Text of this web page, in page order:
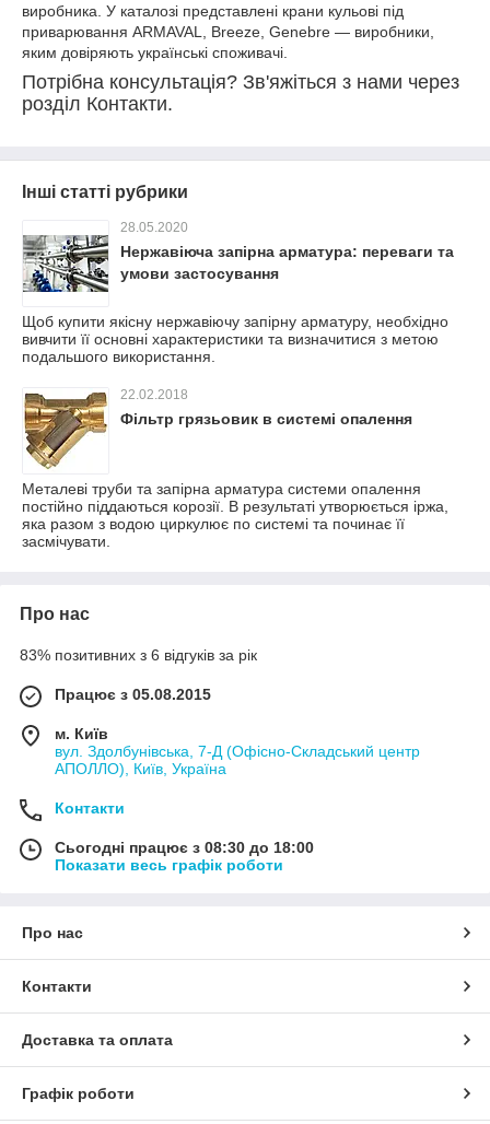
виробника. У каталозі представлені крани кульові під
приварювання ARMAVAL, Breeze, Genebre — виробники,
яким довіряють українські споживачі.
Потрібна консультація? Зв'яжіться з нами через
розділ Контакти.
Інші статті рубрики
28.05.2020
Нержавіюча запірна арматура: переваги та
умови застосування
Щоб купити якісну нержавіючу запірну арматуру, необхідно
вивчити її основні характеристики та визначитися з метою
подальшого використання.
22.02.2018
Фільтр грязьовик в системі опалення
Металеві труби та запірна арматура системи опалення
постійно піддаються корозії. В результаті утворюється іржа,
яка разом з водою циркулює по системі та починає її
засмічувати.
Про нас
83% позитивних з 6 відгуків за рік
Працює з 05.08.2015
м. Київ
вул. Здолбунівська, 7-Д (Офісно-Складський центр
АПОЛЛО), Київ, Україна
Контакти
Сьогодні працює з 08:30 до 18:00
Показати весь графік роботи
Про нас
Контакти
Доставка та оплата
Графік роботи